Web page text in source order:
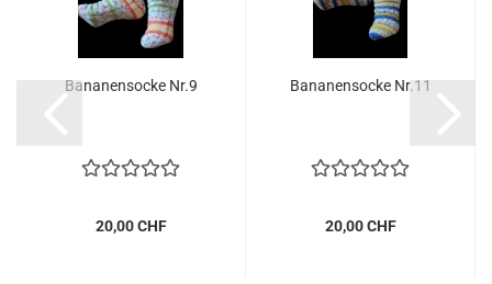
Bananensocke Nr.9
20,00 CHF
Bananensocke Nr.11
20,00 CHF